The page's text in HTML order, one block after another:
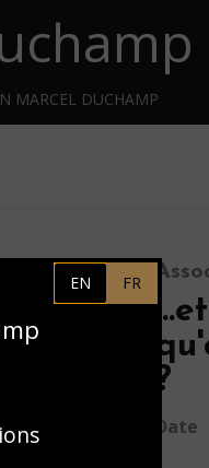
MARCEL DUCHAMP
?
Date
EN FR